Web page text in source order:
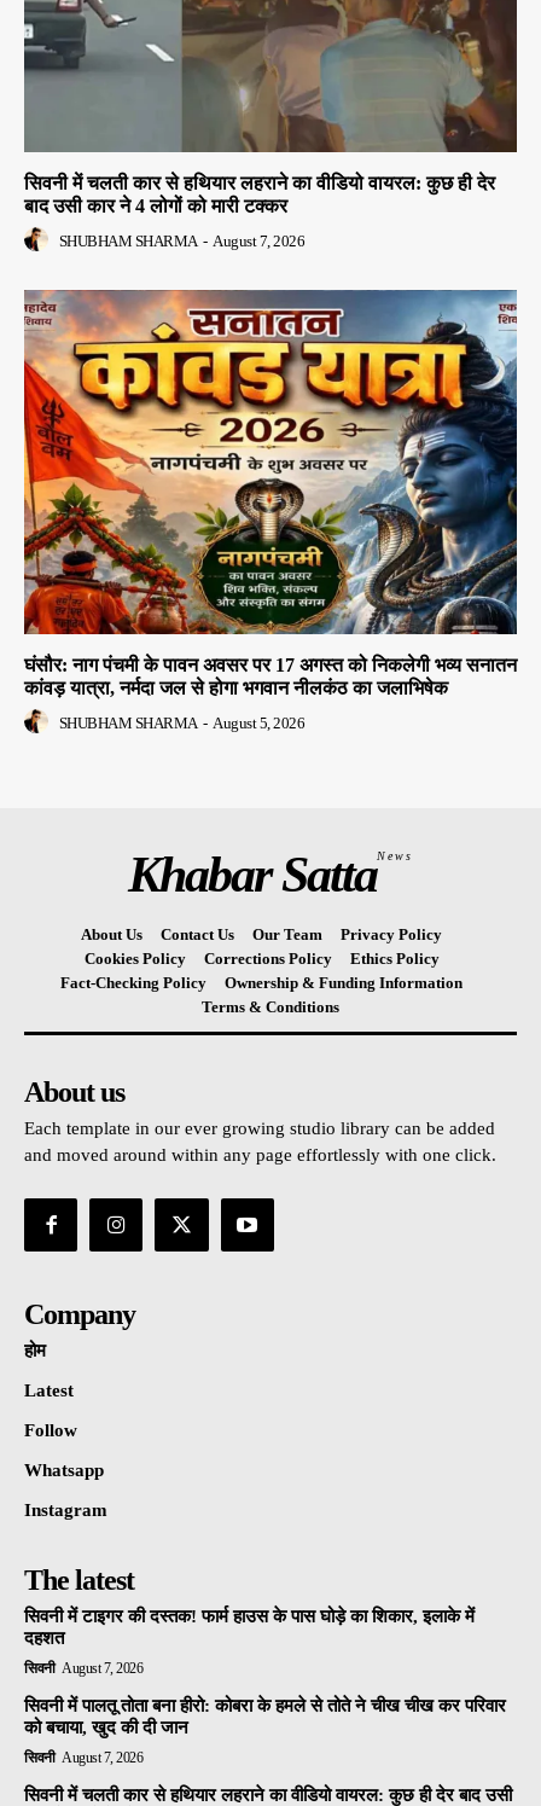
सिवनी में चलती कार से हथियार लहराने का वीडियो वायरल: कुछ ही देर
बाद उसी कार ने 4 लोगों को मारी टक्कर
SHUBHAM SHARMA - August 7, 2026
घंसौर: नाग पंचमी के पावन अवसर पर 17 अगस्त को निकलेगी भव्य सनातन
कांवड़ यात्रा, नर्मदा जल से होगा भगवान नीलकंठ का जलाभिषेक
SHUBHAM SHARMA - August 5, 2026
Khabar SattaNews
About Us Contact Us Our Team
Privacy Policy
Cookies Policy
Corrections Policy
Ethics Policy
Fact-Checking Policy
Ownership & Funding Information
Terms & Conditions
About us
Each template in our ever growing studio library can be added
and moved around within any page effortlessly with one click.
Company
होम
Latest
Follow
Whatsapp
Instagram
The latest
सिवनी में टाइगर की दस्तक! फार्म हाउस के पास घोड़े का शिकार, इलाके में
दहशत
सिवनी August 7, 2026
सिवनी में पालतू तोता बना हीरो: कोबरा के हमले से तोते ने चीख चीख कर परिवार
को बचाया, खुद की दी जान
सिवनी August 7, 2026
सिवनी में चलती कार से हथियार लहराने का वीडियो वायरल: कुछ ही देर बाद उसी